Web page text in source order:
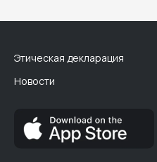
Этическая декларация
Новости